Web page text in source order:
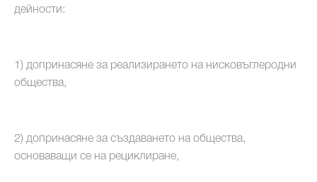
дейности:
1) допринасяне за реализирането на нисковъглеродни
общества,
2) допринасяне за създаването на общества,
основаващи се на рециклиране,